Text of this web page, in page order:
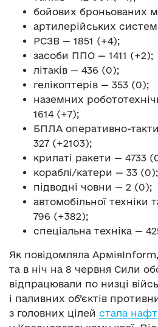
бойових броньованих
артилерійських
РСЗВ — 1851 (+4);
засоби ППО — 1411 (+2);
літаків — 436 (0);
гелікоптерів — 353 (0);
наземних
1614 (+7);
БПЛА оперативно-
327 (+2103);
крилаті ракети — 4733
кораблі/катери — 33 (0);
підводні човни — 2 (0);
автомобільної техніки
796 (+382);
спеціальна техніка —
Як повідомляла
та в ніч на 8 червня Сили
відпрацювали по низці
і паливних об’єктів
з головних цілей стала